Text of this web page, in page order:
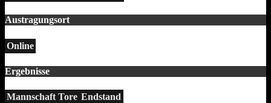
Austragungsort
Online
Ergebnisse
Mannschaft Tore Endstand